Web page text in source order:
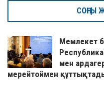
СОҢҒЫ
Мемлекет
мен
мерейтоймен